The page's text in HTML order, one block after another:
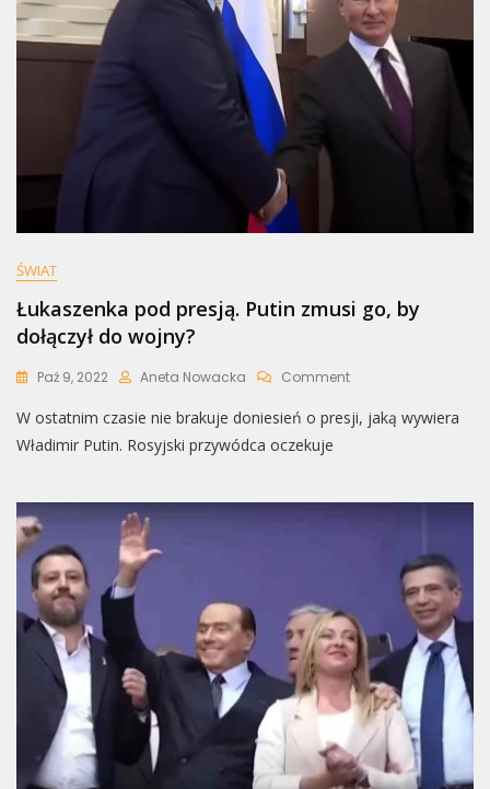
Samodzielne
Rządy
ŚWIAT
Łukaszenka pod presją. Putin zmusi go, by
dołączył do wojny?
Paź 9, 2022 Aneta Nowacka CommentOn
Pod
Go,
W ostatnim czasie nie brakuje doniesień o presji, jaką wywiera
Władimir Putin. Rosyjski przywódca oczekuje